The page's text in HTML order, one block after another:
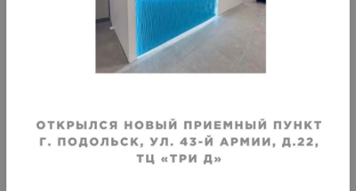
VIP
Химчистка горнолыжного